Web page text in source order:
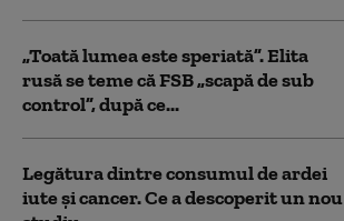
„Toată lumea este speriată”. Elita
rusă se teme că FSB „scapă de sub
control”, după ce...
Legătura dintre consumul de ardei
iute și cancer. Ce a descoperit un nou